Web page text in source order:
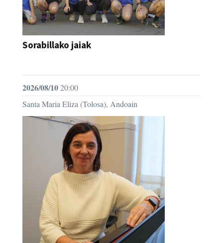
Sorabillako jaiak
2026/08/1020:00
Santa Maria Eliza (Tolosa), Andoain